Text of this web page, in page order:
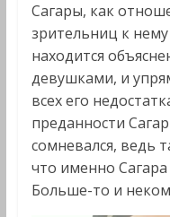
Сагары, как
зрительниц к
находится
девушками, и
всех его
преданности
сомневался, ведь
что именно Сагара
Больше-то и